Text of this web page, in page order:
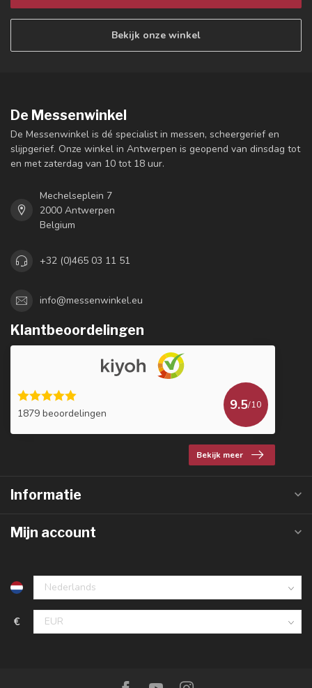
Bekijk onze winkel
De Messenwinkel
De Messenwinkel is dé specialist in messen, scheergerief en
slijpgerief. Onze winkel in Antwerpen is geopend van dinsdag tot
en met zaterdag van 10 tot 18 uur.
Mechelseplein 7
2000 Antwerpen
Belgium
+32 (0)465 03 11 51
info@messenwinkel.eu
Klantbeoordelingen
1879 beoordelingen
9.5/10
Bekijk meer
Informatie
Mijn account
€